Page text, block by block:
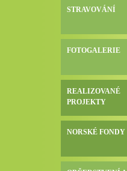
STRAVOVÁNÍ
FOTOGALERIE
REALIZOVANÉ
PROJEKTY
NORSKÉ FONDY